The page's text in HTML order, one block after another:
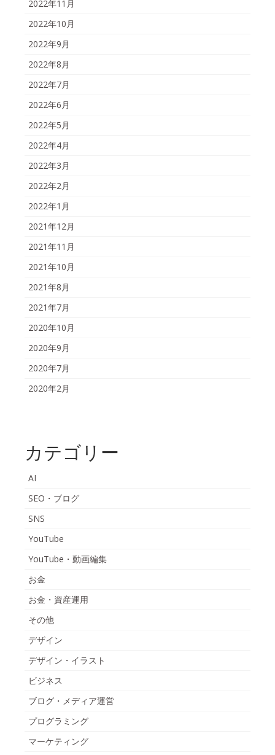
2022年11月
2022年10月
2022年9月
2022年8月
2022年7月
2022年6月
2022年5月
2022年4月
2022年3月
2022年2月
2022年1月
2021年12月
2021年11月
2021年10月
2021年8月
2021年7月
2020年10月
2020年9月
2020年7月
2020年2月
カテゴリー
AI
SEO・ブログ
SNS
YouTube
YouTube・動画編集
お金
お金・資産運用
その他
デザイン
デザイン・イラスト
ビジネス
ブログ・メディア運営
プログラミング
マーケティング